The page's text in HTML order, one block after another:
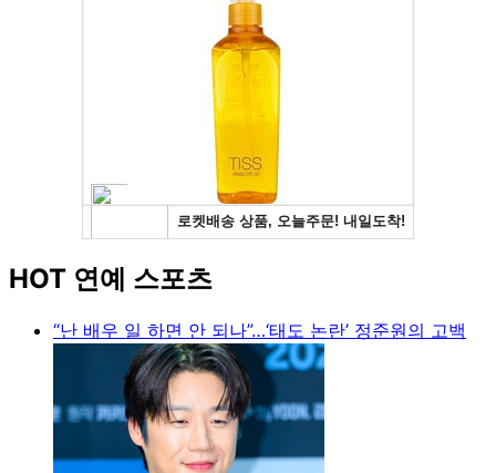
HOT 연예 스포츠
“난 배우 일 하면 안 되나”…‘태도 논란’ 정준원의 고백